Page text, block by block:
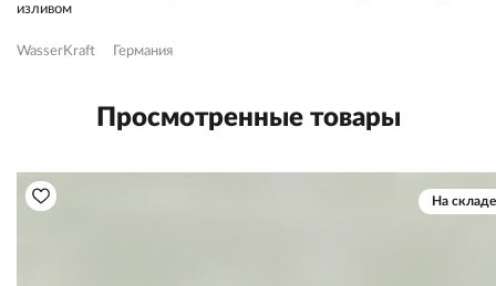
изливом
WasserKraft Германия
Просмотренные товары
На складе